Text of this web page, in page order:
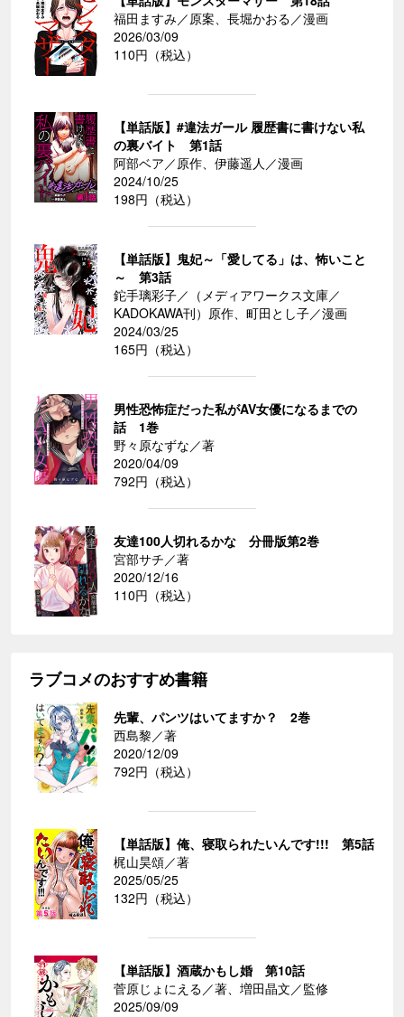
福田ますみ／原案、長堀かおる／漫画
2026/03/09
110円（税込）
【単話版】#違法ガール 履歴書に書けない私
の裏バイト 第1話
阿部ベア／原作、伊藤遥人／漫画
2024/10/25
198円（税込）
【単話版】鬼妃～「愛してる」は、怖いこと
～ 第3話
鉈手璃彩子／（メディアワークス文庫／
KADOKAWA刊）原作、町田とし子／漫画
2024/03/25
165円（税込）
男性恐怖症だった私がAV女優になるまでの
話 1巻
野々原なずな／著
2020/04/09
792円（税込）
友達100人切れるかな 分冊版第2巻
宮部サチ／著
2020/12/16
110円（税込）
ラブコメのおすすめ書籍
先輩、パンツはいてますか？ 2巻
西島黎／著
2020/12/09
792円（税込）
【単話版】俺、寝取られたいんです!!! 第5話
梶山昊頌／著
2025/05/25
132円（税込）
【単話版】酒蔵かもし婚 第10話
菅原じょにえる／著、増田晶文／監修
2025/09/09